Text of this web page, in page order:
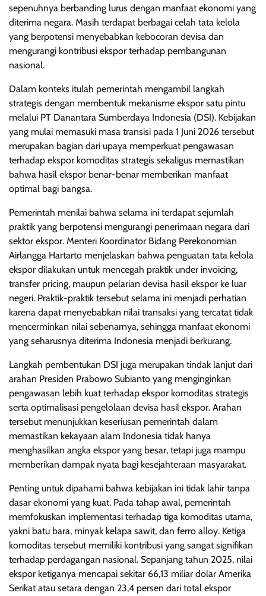
sepenuhnya berbanding lurus dengan manfaat ekonomi yang
diterima negara. Masih terdapat berbagai celah tata kelola
yang berpotensi menyebabkan kebocoran devisa dan
mengurangi kontribusi ekspor terhadap pembangunan
nasional.
Dalam konteks itulah pemerintah mengambil langkah
strategis dengan membentuk mekanisme ekspor satu pintu
melalui PT Danantara Sumberdaya Indonesia (DSI). Kebijakan
yang mulai memasuki masa transisi pada 1 Juni 2026 tersebut
merupakan bagian dari upaya memperkuat pengawasan
terhadap ekspor komoditas strategis sekaligus memastikan
bahwa hasil ekspor benar-benar memberikan manfaat
optimal bagi bangsa.
Pemerintah menilai bahwa selama ini terdapat sejumlah
praktik yang berpotensi mengurangi penerimaan negara dari
sektor ekspor. Menteri Koordinator Bidang Perekonomian
Airlangga Hartarto menjelaskan bahwa penguatan tata kelola
ekspor dilakukan untuk mencegah praktik under invoicing,
transfer pricing, maupun pelarian devisa hasil ekspor ke luar
negeri. Praktik-praktik tersebut selama ini menjadi perhatian
karena dapat menyebabkan nilai transaksi yang tercatat tidak
mencerminkan nilai sebenarnya, sehingga manfaat ekonomi
yang seharusnya diterima Indonesia menjadi berkurang.
Langkah pembentukan DSI juga merupakan tindak lanjut dari
arahan Presiden Prabowo Subianto yang menginginkan
pengawasan lebih kuat terhadap ekspor komoditas strategis
serta optimalisasi pengelolaan devisa hasil ekspor. Arahan
tersebut menunjukkan keseriusan pemerintah dalam
memastikan kekayaan alam Indonesia tidak hanya
menghasilkan angka ekspor yang besar, tetapi juga mampu
memberikan dampak nyata bagi kesejahteraan masyarakat.
Penting untuk dipahami bahwa kebijakan ini tidak lahir tanpa
dasar ekonomi yang kuat. Pada tahap awal, pemerintah
memfokuskan implementasi terhadap tiga komoditas utama,
yakni batu bara, minyak kelapa sawit, dan ferro alloy. Ketiga
komoditas tersebut memiliki kontribusi yang sangat signifikan
terhadap perdagangan nasional. Sepanjang tahun 2025, nilai
ekspor ketiganya mencapai sekitar 66,13 miliar dolar Amerika
Serikat atau setara dengan 23,4 persen dari total ekspor